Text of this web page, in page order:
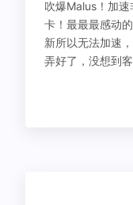
吹爆Malus！加
卡！最最最感动
新所以无法加速
弄好了，没想到